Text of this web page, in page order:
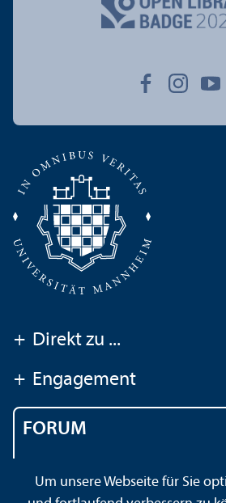
+ Direkt zu ...
+ Engagement
FORUM
Universität Mannheim
Um unsere Webseite für Sie